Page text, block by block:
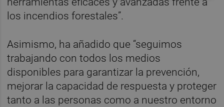
los incendios forestales”.
Asimismo, ha añadido que “seguimos
trabajando con todos los medios
disponibles para garantizar la prevención,
mejorar la capacidad de respuesta y proteger
tanto a las personas como a nuestro entorno